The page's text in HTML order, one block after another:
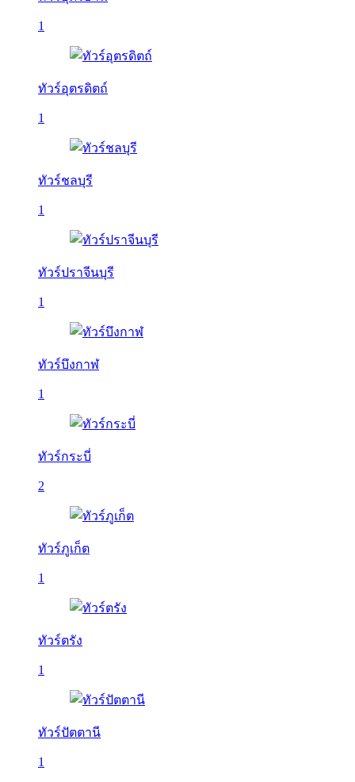
1
ทัวร์อุตรดิตถ์
1
ทัวร์ชลบุรี
1
ทัวร์ปราจีนบุรี
1
ทัวร์บึงกาฬ
1
ทัวร์กระบี่
2
ทัวร์ภูเก็ต
1
ทัวร์ตรัง
1
ทัวร์ปัตตานี
1